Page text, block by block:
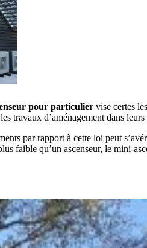
pour particulier vise certes
travaux d’aménagement dans
par rapport à cette loi peut
faible qu’un ascenseur, le mini-